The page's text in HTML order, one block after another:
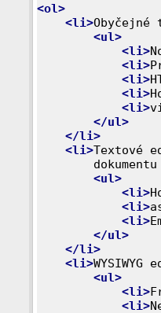
<ol>
<li>
<ul>
<li>
<li>
<li>
<li>
<li>
</ul>
</li>
<li>Textové
        dokumentu
<ul>
<li>
<li>
<li>
</ul>
</li>
<li>
<ul>
<li>
<li>